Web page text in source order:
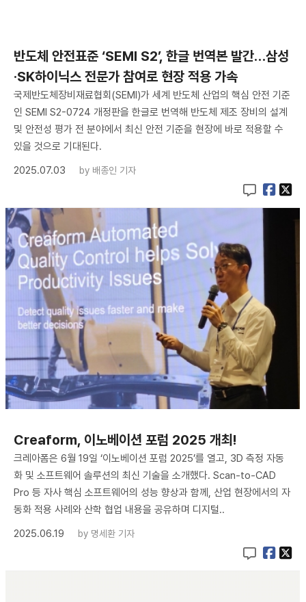
반도체 안전표준 ‘SEMI S2’, 한글 번역본 발간…삼성
·SK하이닉스 전문가 참여로 현장 적용 가속
국제반도체장비재료협회(SEMI)가 세계 반도체 산업의 핵심 안전 기준
인 SEMI S2-0724 개정판을 한글로 번역해 반도체 제조 장비의 설계
및 안전성 평가 전 분야에서 최신 안전 기준을 현장에 바로 적용할 수
있을 것으로 기대된다.
2025.07.03
by 배종인 기자
Creaform, 이노베이션 포럼 2025 개최!
크레아폼은 6월 19일 ‘이노베이션 포럼 2025’를 열고, 3D 측정 자동
화 및 소프트웨어 솔루션의 최신 기술을 소개했다. Scan-to-CAD
Pro 등 자사 핵심 소프트웨어의 성능 향상과 함께, 산업 현장에서의 자
동화 적용 사례와 산학 협업 내용을 공유하며 디지털..
2025.06.19
by 명세환 기자